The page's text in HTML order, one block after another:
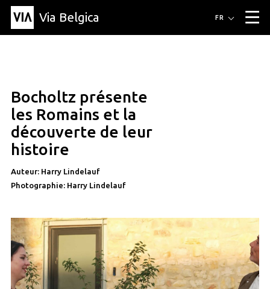
Via Belgica ▼
Article
Éducation
Recette
Amis
À propos de Via Belgica
À propos de via belgica
Recherche
Éducation
Amis
Le guide
Organisation
FR
Bocholtz présente
les Romains et la
découverte de leur
histoire
Auteur: Harry Lindelauf
Photographie: Harry Lindelauf